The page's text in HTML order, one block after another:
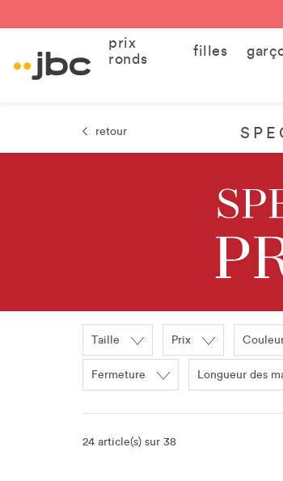
prix
ronds
filles
retour
Taille Prix
Fermeture Longueur des
24 article(s) sur 38